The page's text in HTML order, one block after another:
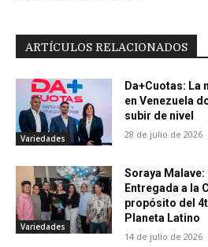
ARTÍCULOS RELACIONADOS
Variedades
Da+Cuotas: La
en Venezuela
subir de nivel
28 de julio de 2026
Variedades
Soraya
Entregada a la
propósito del
Planeta Latino
14 de julio de 2026